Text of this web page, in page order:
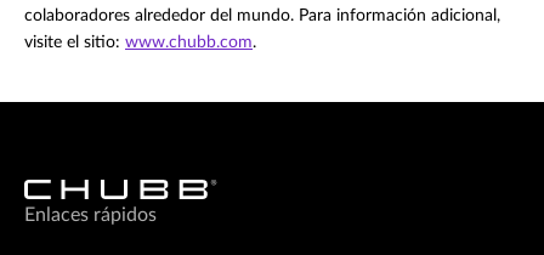
colaboradores alrededor del mundo. Para información adicional,
visite el sitio: www.chubb.com.
Enlaces rápidos